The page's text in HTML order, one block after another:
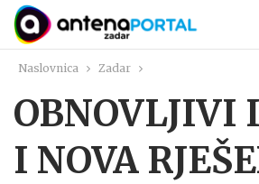
Naslovnica Zadar
OBNOVLJIVI
I NOVA